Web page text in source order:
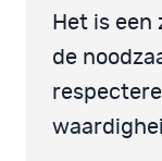
Het is een
de